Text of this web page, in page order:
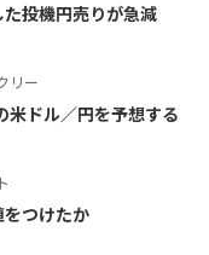
た投機円売りが急減
リー
米ドル／円を予想する
つけたか